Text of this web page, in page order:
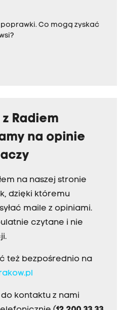
poprawki. Co mogą zyskać
Radiem
na opinie
na naszej stronie
dzięki któremu
maile z opiniami.
czytane i nie
też bezpośrednio na
kontaktu z nami